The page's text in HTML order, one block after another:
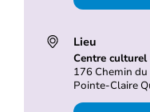
Lieu
Centre
176 Chemin
Pointe-Claire